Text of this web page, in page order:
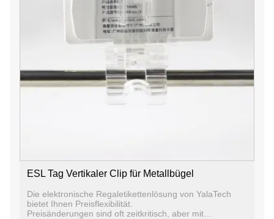
ESL Tag Vertikaler Clip für Metallbügel
Die elektronische Regaletikettenlösung von YalaTech
bietet Ihnen Preisflexibilität.
Preisänderungen sind oft zeitkritisch, aber mit